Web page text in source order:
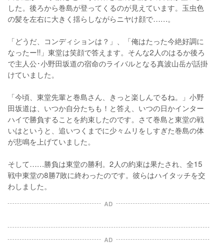
した。後ろから巻島が登ってくるのが見えています。玉虫色
の髪を左右に大きく揺らしながらニヤけ顔で……。
「どうだ、コンディションは？」、「俺はたった今絶好調に
なったー!!」東堂は笑顔で答えます。そんな2人のはるか後ろ
で主人公･小野田坂道の宿命のライバルとなる真波山岳が話掛
けていました。
「今頃、東堂先輩と巻島さん、きっと楽しんでるね。」小野
田坂道は、いつか自分たちも！と答え、いつの日かインター
ハイで勝負することを約束したのです。さて巻島と東堂の戦
いはというと、追いつくまでに少々ムリをしすぎた巻島の体
が悲鳴を上げていました。
そして……勝負は東堂の勝利。2人の約束は果たされ、全15
戦中東堂の8勝7敗に終わったのです。彼らはハイタッチを交
わしました。
AD
AD